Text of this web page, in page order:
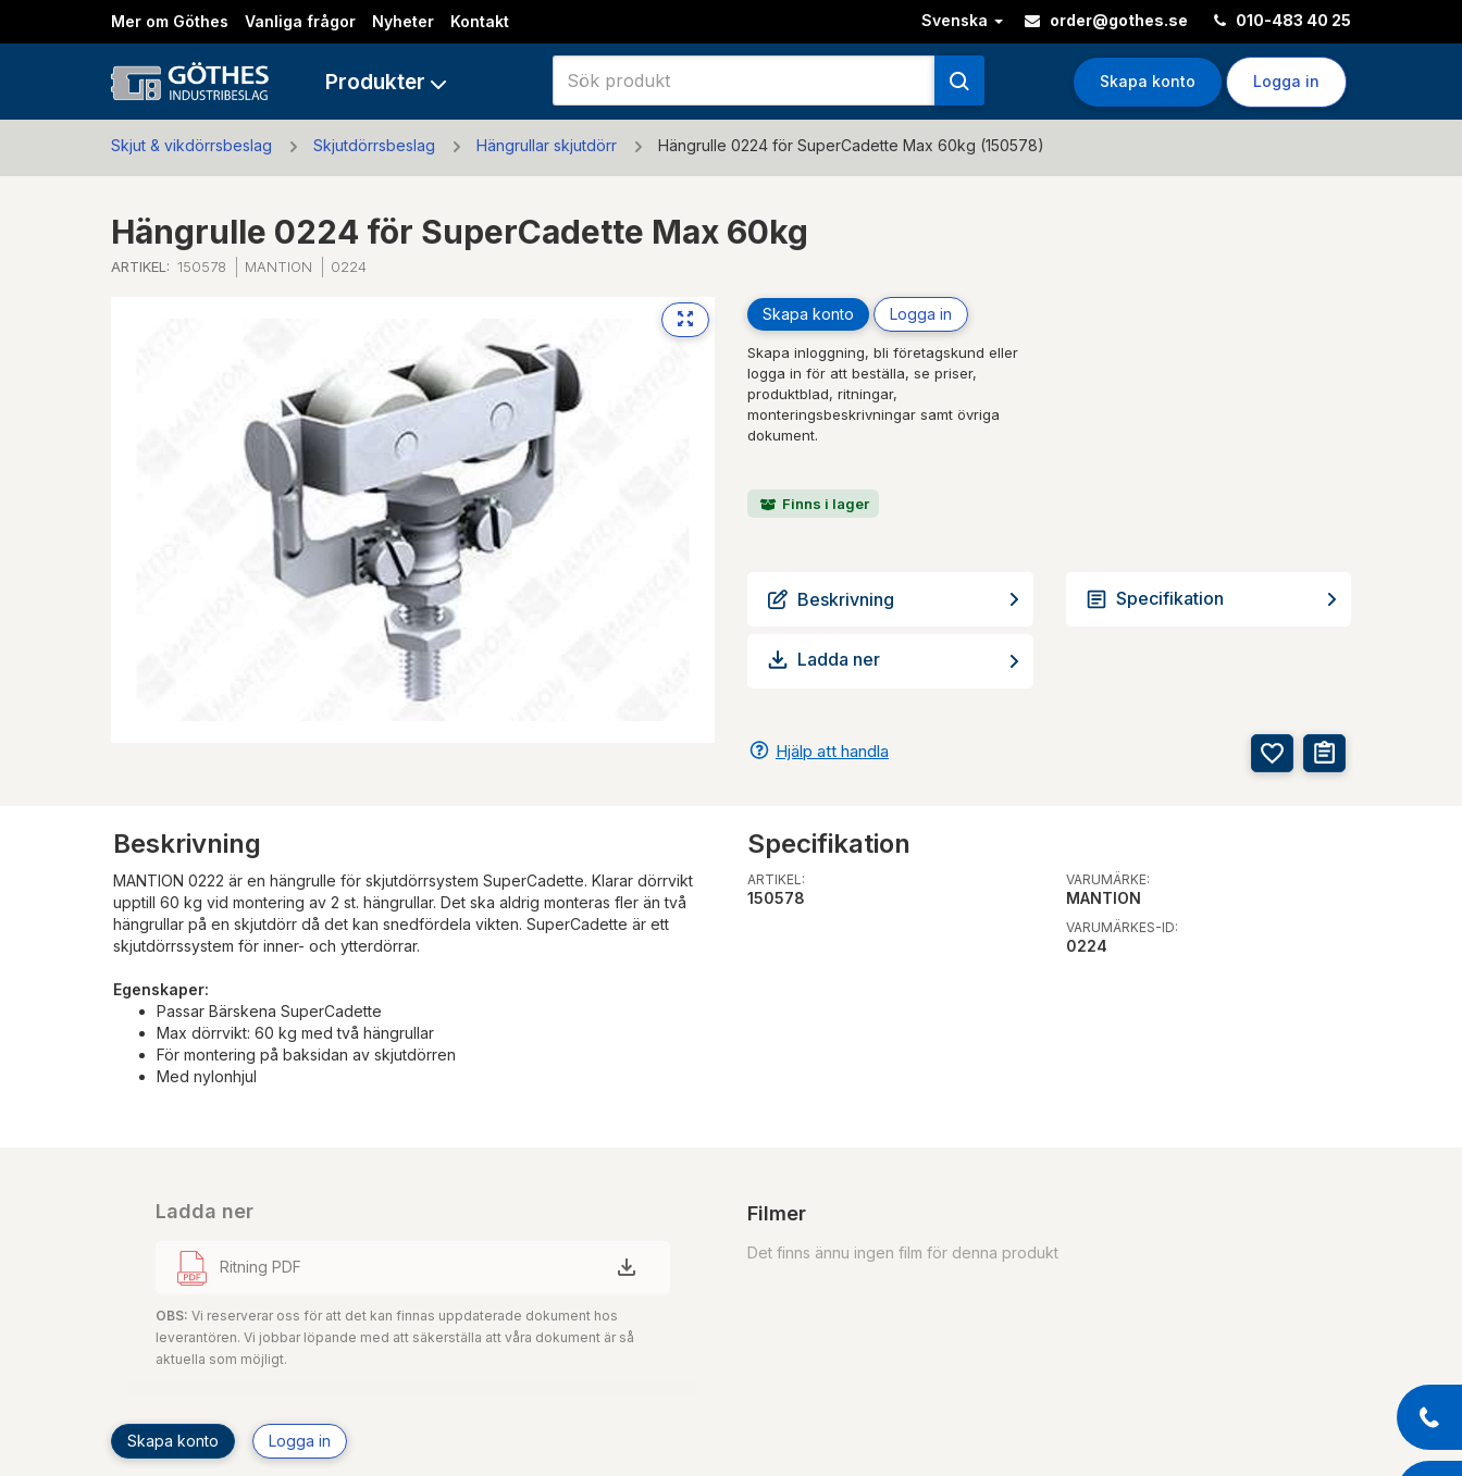
Mer om Göthes Vanliga frågor Nyheter Kontakt Svenska order@gothes.se 010-483 40 25
Skapa konto Logga in
Produkter
Skjut & vikdörrsbeslag Skjutdörrsbeslag Hängrullar skjutdörr Hängrulle 0224 för SuperCadette Max 60kg (150578)
Hängrulle 0224 för SuperCadette Max 60kg
ARTIKEL: 150578 MANTION 0224
Skapa konto Logga in
Skapa inloggning, bli företagskund eller
logga in för att beställa, se priser,
produktblad, ritningar,
monteringsbeskrivningar samt övriga
dokument.
Finns i lager
Beskrivning Specifikation
Ladda ner
Hjälp att handla
Beskrivning
MANTION 0222 är en hängrulle för skjutdörrsystem SuperCadette. Klarar dörrvikt
upptill 60 kg vid montering av 2 st. hängrullar. Det ska aldrig monteras fler än två
hängrullar på en skjutdörr då det kan snedfördela vikten. SuperCadette är ett
skjutdörrssystem för inner- och ytterdörrar.
Egenskaper:
Passar Bärskena SuperCadette
Max dörrvikt: 60 kg med två hängrullar
För montering på baksidan av skjutdörren
Med nylonhjul
Specifikation
ARTIKEL:
150578
VARUMÄRKE:
MANTION
VARUMÄRKES-ID:
0224
Ladda ner
Ritning PDF
OBS: Vi reserverar oss för att det kan finnas uppdaterade dokument hos
leverantören. Vi jobbar löpande med att säkerställa att våra dokument är så
aktuella som möjligt.
Skapa konto Logga in
Filmer
Det finns ännu ingen film för denna produkt